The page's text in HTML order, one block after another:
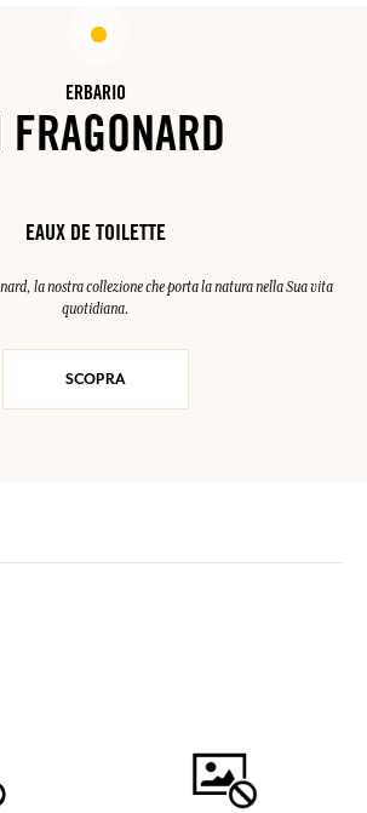
ERBARIO
FRAGONARD
EAUX DE TOILETTE
la nostra collezione che porta la natura nella Sua vita
quotidiana.
SCOPRA